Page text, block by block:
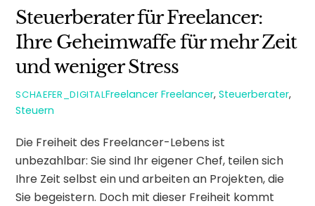
Steuerberater für Freelancer:
Ihre Geheimwaffe für mehr Zeit
und weniger Stress
SCHAEFER_DIGITALFreelancer Freelancer, Steuerberater,
Steuern
Die Freiheit des Freelancer-Lebens ist
unbezahlbar: Sie sind Ihr eigener Chef, teilen sich
Ihre Zeit selbst ein und arbeiten an Projekten, die
Sie begeistern. Doch mit dieser Freiheit kommt